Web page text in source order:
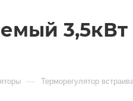
3,5кВт
— Терморегулятор